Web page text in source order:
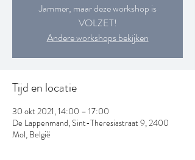
Jammer, maar deze workshop is
VOLZET!
Andere workshops bekijken
Tijd en locatie
30 okt 2021, 14:00 – 17:00
De Lappenmand, Sint-Theresiastraat 9, 2400
Mol, België